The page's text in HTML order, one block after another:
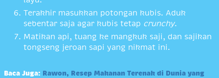
Terakhir masukkan potongan kubis. Aduk
sebentar saja agar kubis tetap crunchy.
Matikan api, tuang ke mangkuk saji, dan sajikan
tongseng jeroan sapi yang nikmat ini.
Baca Juga:
Rawon, Resep Makanan Terenak di Dunia yang